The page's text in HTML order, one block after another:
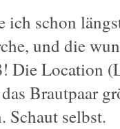
schon
und die
Location
Brautpaar
Schaut selbst.